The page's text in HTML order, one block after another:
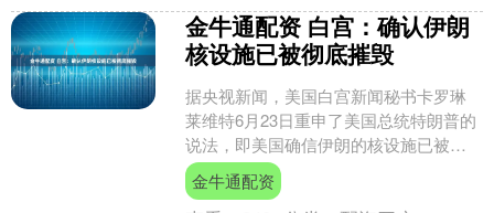
金牛通配资 白宫：确认伊朗
核设施已被彻底摧毁
据央视新闻，美国白宫新闻秘书卡罗琳
莱维特6月23日重申了美国总统特朗普的
说法，即美国确信伊朗的核设施已被彻
底摧毁，并且高度确信袭击发生的地方
正是伊朗浓缩铀的储存....
金牛通配资